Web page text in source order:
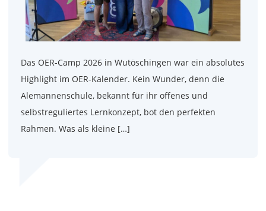
Das OER-Camp 2026 in Wutöschingen war ein absolutes
Highlight im OER-Kalender. Kein Wunder, denn die
Alemannenschule, bekannt für ihr offenes und
selbstreguliertes Lernkonzept, bot den perfekten
Rahmen. Was als kleine […]